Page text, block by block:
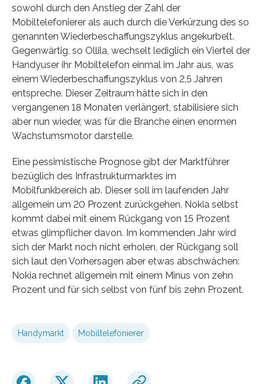
sowohl durch den Anstieg der Zahl der
Mobiltelefonierer als auch durch die Verkürzung des so
genannten Wiederbeschaffungszyklus angekurbelt.
Gegenwärtig, so Ollila, wechselt lediglich ein Viertel der
Handyuser ihr Mobiltelefon einmal im Jahr aus, was
einem Wiederbeschaffungszyklus von 2,5 Jahren
entspreche. Dieser Zeitraum hätte sich in den
vergangenen 18 Monaten verlängert, stabilisiere sich
aber nun wieder, was für die Branche einen enormen
Wachstumsmotor darstelle.
Eine pessimistische Prognose gibt der Marktführer
bezüglich des Infrastrukturmarktes im
Mobilfunkbereich ab. Dieser soll im laufenden Jahr
allgemein um 20 Prozent zurückgehen, Nokia selbst
kommt dabei mit einem Rückgang von 15 Prozent
etwas glimpflicher davon. Im kommenden Jahr wird
sich der Markt noch nicht erholen, der Rückgang soll
sich laut den Vorhersagen aber etwas abschwächen:
Nokia rechnet allgemein mit einem Minus von zehn
Prozent und für sich selbst von fünf bis zehn Prozent.
Handymarkt Mobiltelefonierer